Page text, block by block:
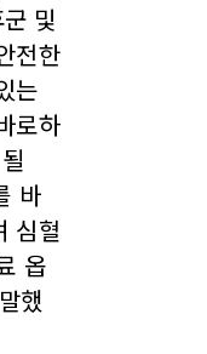
및
전한
는
로하
바
심혈
옵
했